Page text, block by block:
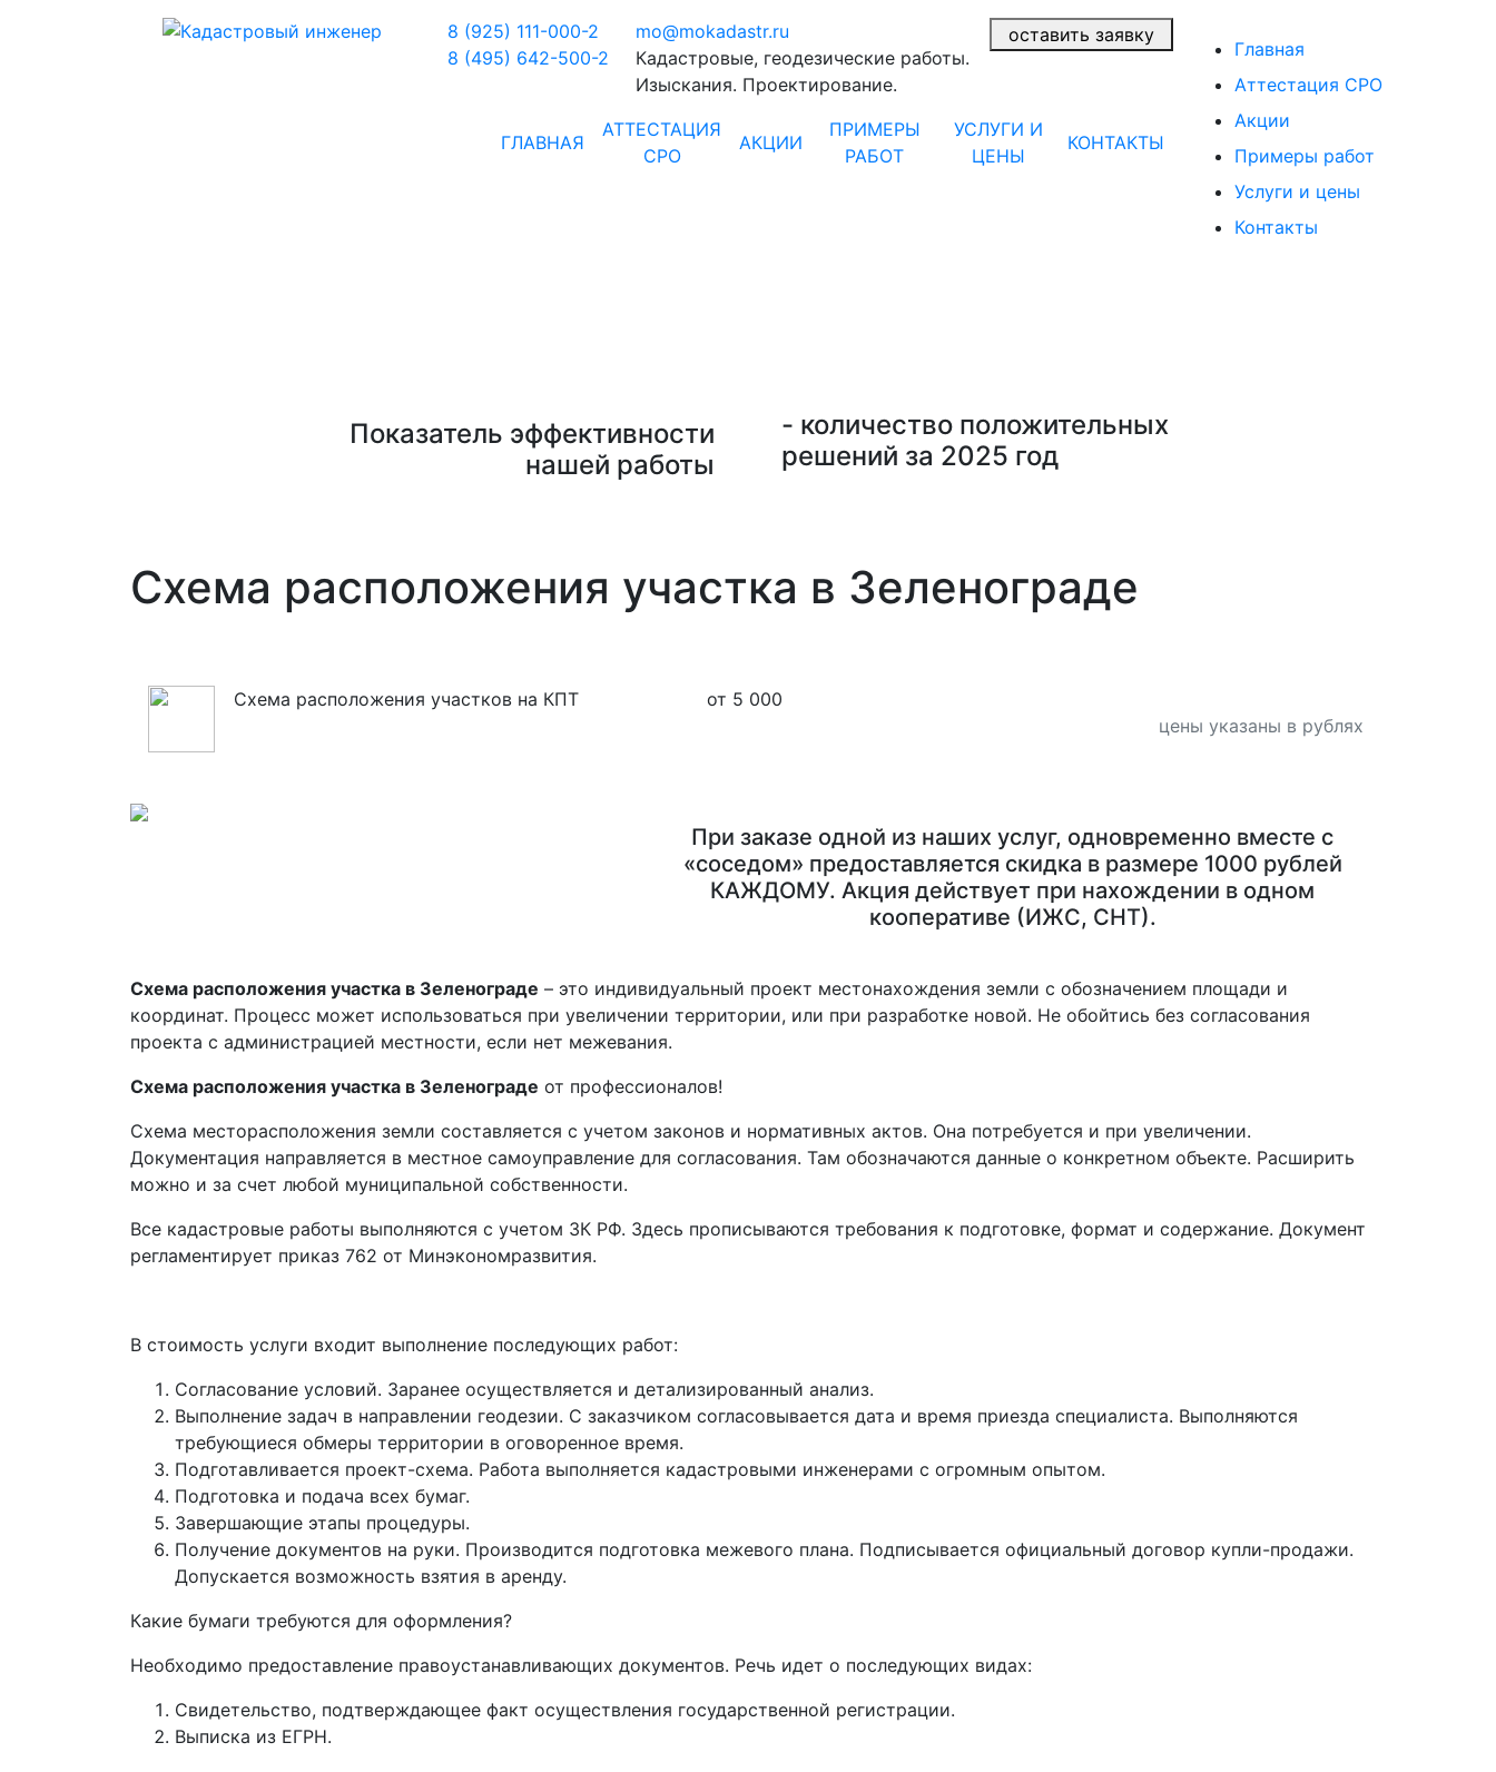
8 (925) 111-000-2
8 (495) 642-500-2
mo@mokadastr.ru
Кадастровые, геодезические работы.
Изыскания. Проектирование.
оставить заявку
ГЛАВНАЯ
АТТЕСТАЦИЯ
СРО
АКЦИИ
ПРИМЕРЫ
РАБОТ
УСЛУГИ И
ЦЕНЫ
КОНТАКТЫ
Главная
Аттестация СРО
Акции
Примеры работ
Услуги и цены
Контакты
Показатель эффективности
нашей работы
- количество положительных
решений за 2025 год
Схема расположения участка в Зеленограде
Cхема расположения участков на КПТ
от 5 000
цены указаны в рублях
При заказе одной из наших услуг, одновременно вместе с
«соседом» предоставляется скидка в размере 1000 рублей
КАЖДОМУ. Акция действует при нахождении в одном
кооперативе (ИЖС, СНТ).
Схема расположения участка в Зеленограде – это индивидуальный проект местонахождения земли с обозначением площади и
координат. Процесс может использоваться при увеличении территории, или при разработке новой. Не обойтись без согласования
проекта с администрацией местности, если нет межевания.
Схема расположения участка в Зеленограде от профессионалов!
Схема месторасположения земли составляется с учетом законов и нормативных актов. Она потребуется и при увеличении.
Документация направляется в местное самоуправление для согласования. Там обозначаются данные о конкретном объекте. Расширить
можно и за счет любой муниципальной собственности.
Все кадастровые работы выполняются с учетом ЗК РФ. Здесь прописываются требования к подготовке, формат и содержание. Документ
регламентирует приказ 762 от Минэкономразвития.
В стоимость услуги входит выполнение последующих работ:
Согласование условий. Заранее осуществляется и детализированный анализ.
Выполнение задач в направлении геодезии. С заказчиком согласовывается дата и время приезда специалиста. Выполняются
требующиеся обмеры территории в оговоренное время.
Подготавливается проект-схема. Работа выполняется кадастровыми инженерами с огромным опытом.
Подготовка и подача всех бумаг.
Завершающие этапы процедуры.
Получение документов на руки. Производится подготовка межевого плана. Подписывается официальный договор купли-продажи.
Допускается возможность взятия в аренду.
Какие бумаги требуются для оформления?
Необходимо предоставление правоустанавливающих документов. Речь идет о последующих видах:
Свидетельство, подтверждающее факт осуществления государственной регистрации.
Выписка из ЕГРН.